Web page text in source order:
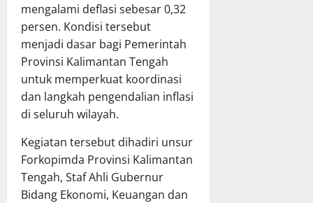
mengalami deflasi sebesar 0,32
persen. Kondisi tersebut
menjadi dasar bagi Pemerintah
Provinsi Kalimantan Tengah
untuk memperkuat koordinasi
dan langkah pengendalian inflasi
di seluruh wilayah.
Kegiatan tersebut dihadiri unsur
Forkopimda Provinsi Kalimantan
Tengah, Staf Ahli Gubernur
Bidang Ekonomi, Keuangan dan